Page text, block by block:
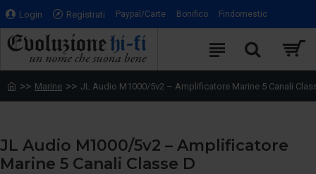
Login Registrati Paypal/Carte Bonifico Findomestic
Marine JL Audio M1000/5v2 – Amplificatore Marine 5 Canali
JL Audio M1000/5v2 – Amplificatore
Marine 5 Canali Classe D